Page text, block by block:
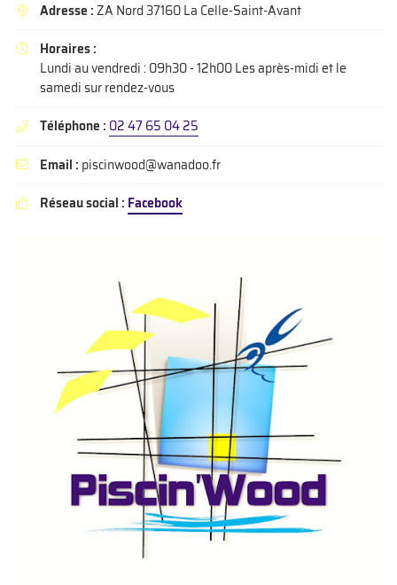
 Adresse :ZA Nord 37160 La Celle-Saint-Avant

Horaires :
Lundi au vendredi : 09h30 - 12h00 Les après-midi et le
samedi sur rendez-vous
 Téléphone : 02 47 65 04 25
 Email : piscinwood@wanadoo.fr
 Réseau social : Facebook